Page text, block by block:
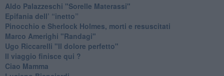
​Aldo Palazzeschi "Sorelle Materassi"
​Epifania dell’ “inetto”
Pinocchio e Sherlock Holmes, morti e resuscitati
​Marco Amerighi "Randagi"
Ugo Riccarelli "Il dolore perfetto"
​Il viaggio finisce qui ?
​Ciao Mamma